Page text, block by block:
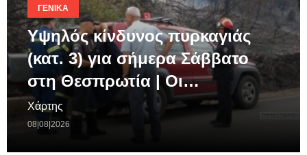
ΓΕΝΙΚΆ
Υψηλός κίνδυνος πυρκαγιάς
(κατ. 3) για σήμερα Σάββατο
στη Θεσπρωτία | Οι…
Χάρτης
08|08|2026